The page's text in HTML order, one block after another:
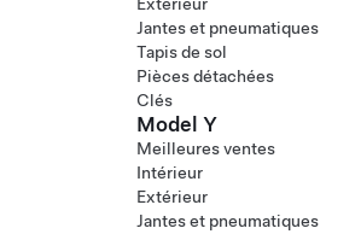
Jantes et pneumatiques
Tapis de sol
Pièces détachées
Clés
Model Y
Meilleures ventes
Intérieur
Extérieur
Jantes et pneumatiques